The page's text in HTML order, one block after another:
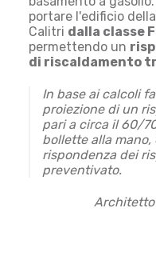
portare l'edificio
Calitri dalla classe
permettendo un
di riscaldamento
In base ai calcoli
proiezione di un
pari a circa il 60/
bollette alla
rispondenza dei
preventivato.
Architetto